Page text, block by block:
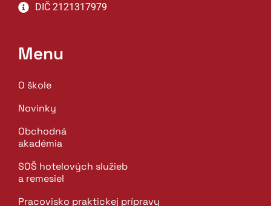
DIČ 2121317979
Menu
O škole
Novinky
Obchodná
akadémia
SOŠ hotelových služieb
a remesiel
Pracovisko praktickej prípravy